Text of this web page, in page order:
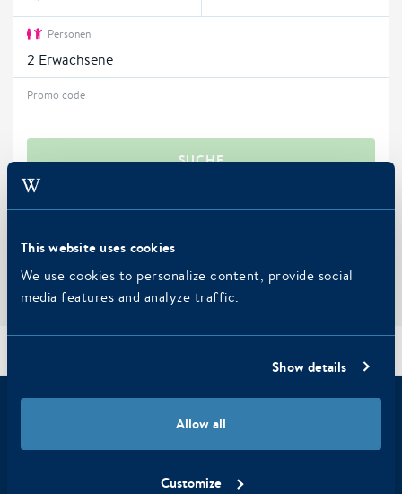
This website uses cookies
We use cookies to personalize content, provide social
media features and analyze traffic.
Show details
Allow all
Customize
Personen
2 Erwachsene
Promo code
SUCHE
Verwenden Sie den Aktionscode WESTCORDFRIEND für einen
zusätzlichen Rabatt von 5%
Kostenfreie Stornierung
Haben Sie sich bereits für den